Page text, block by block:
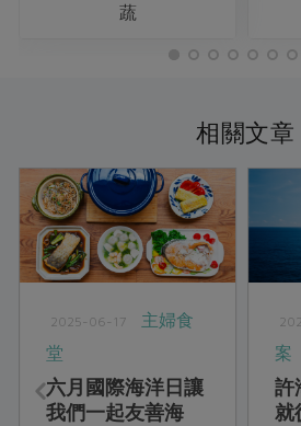
蔬
相關文章
2025-06-17
主婦食
堂
六月國際海洋日讓
我們一起友善海
案
許
就